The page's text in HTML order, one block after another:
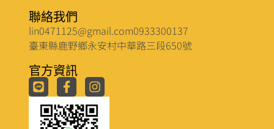
聯絡我們
lin0471125@gmail.com0933300137
臺東縣鹿野鄉永安村中華路三段650號
官方資訊